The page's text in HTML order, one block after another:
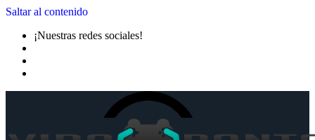
Saltar al contenido
¡Nuestras redes sociales!